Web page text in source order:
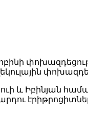
և Իբինյան